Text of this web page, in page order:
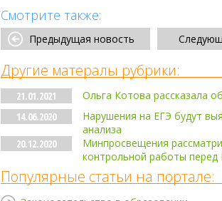
Смотрите также:
Предыдущая новость
Другие матералы рубрики:
21.01.2021
Ольга Котова рассказала
14.06.2020
Нарушения на ЕГЭ будут
анализа
20.12.2020
Минпросвещения
контрольной работы перед
Популярные статьи на портале: